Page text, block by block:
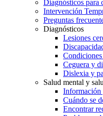
Diagnósticos para
Intervención
Preguntas
Diagnósticos
Lesiones
Ceguera y
Dislexia y
Salud mental y
Información
Cuándo se
Encontrar